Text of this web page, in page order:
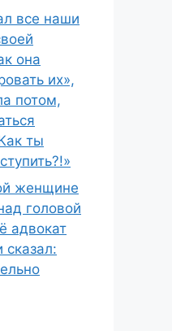
все наши
она
их»,
потом,
ты
женщине
головой
адвокат
сказал: